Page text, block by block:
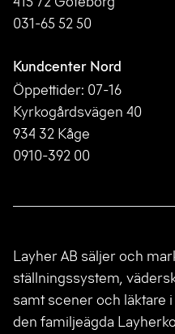
031-65 52 50
Kundcenter Nord
Öppettider: 07-16
Kyrkogårdsvägen 40
934 32 Kåge
0910-392 00
Layher AB säljer och
ställningssystem,
samt scener och läktare
den familjeägda